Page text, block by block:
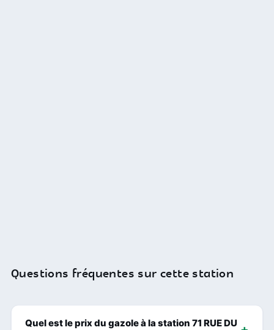
Questions fréquentes sur cette station
Quel est le prix du gazole à la station 71 RUE DU